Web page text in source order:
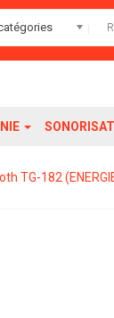
TG-182